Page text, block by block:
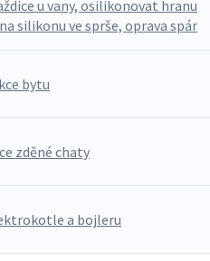
u vany, osilikonovat hranu
silikonu ve sprše, oprava spár
bytu
zděné chaty
a bojleru